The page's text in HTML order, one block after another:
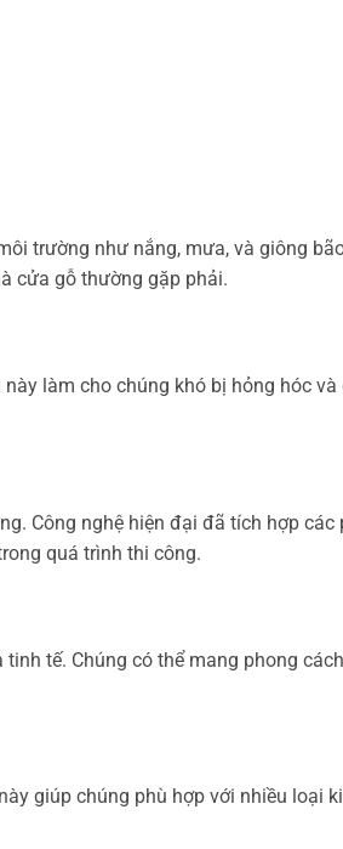
trường như nắng, mưa, và giông
cửa gỗ thường gặp phải.
làm cho chúng khó bị hỏng hóc
Công nghệ hiện đại đã tích hợp các
quá trình thi công.
tế. Chúng có thể mang phong
giúp chúng phù hợp với nhiều loại